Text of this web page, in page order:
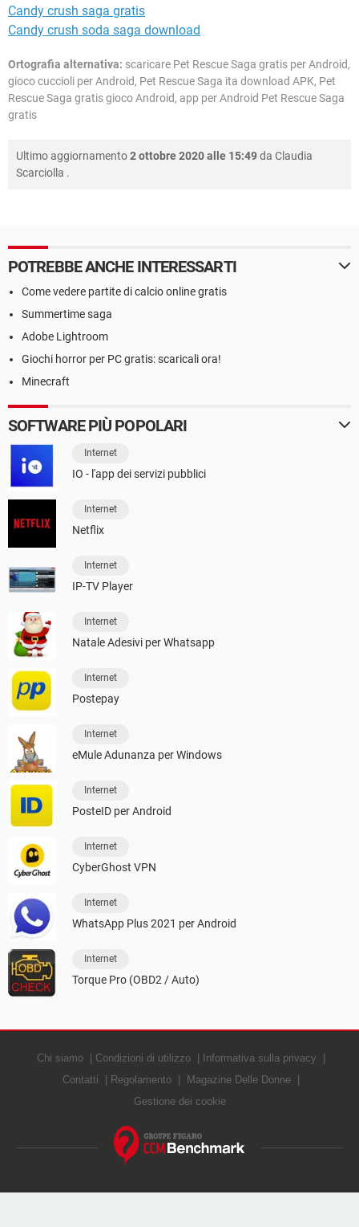
Candy crush saga gratis
Candy crush soda saga download
Ortografia alternativa: scaricare Pet Rescue Saga gratis per Android,
gioco cuccioli per Android, Pet Rescue Saga ita download APK, Pet
Rescue Saga gratis gioco Android, app per Android Pet Rescue Saga
gratis
Ultimo aggiornamento2 ottobre 2020 alle 15:49da Claudia
Scarciolla .
POTREBBE ANCHE INTERESSARTI
Come vedere partite di calcio online gratis
Summertime saga
Adobe Lightroom
Giochi horror per PC gratis: scaricali ora!
Minecraft
SOFTWARE PIÙ POPOLARI
Internet
IO - l'app dei servizi pubblici
Internet
Netflix
Internet
IP-TV Player
Internet
Natale Adesivi per Whatsapp
Internet
Postepay
Internet
eMule Adunanza per Windows
Internet
PosteID per Android
Internet
CyberGhost VPN
Internet
WhatsApp Plus 2021 per Android
Internet
Torque Pro (OBD2 / Auto)
Chi siamo Condizioni di utilizzo
Informativa sulla privacy
Contatti
Regolamento
Magazine Delle Donne
Gestione dei cookie